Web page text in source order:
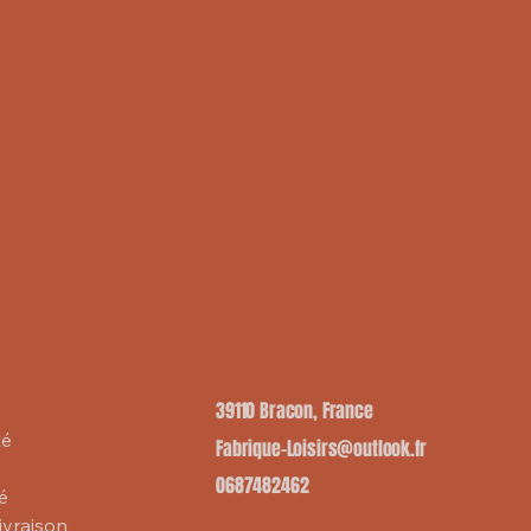
39110 Bracon, France
Fabrique-Loisirs@outlook.fr
0687482462